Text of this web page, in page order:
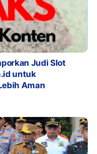
Judi Slot
untuk
Aman